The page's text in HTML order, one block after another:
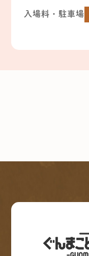
入場料・駐車場